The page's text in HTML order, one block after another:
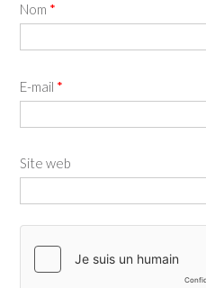
Nom *
E-mail *
Site web